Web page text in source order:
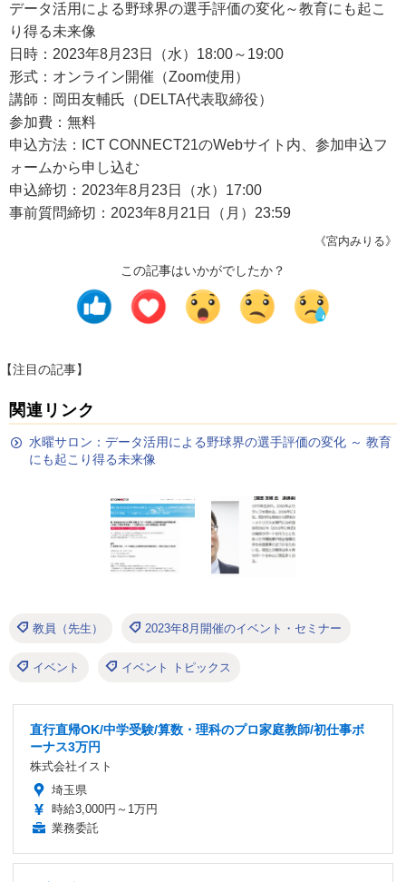
データ活用による野球界の選手評価の変化～教育にも起こ
り得る未来像
日時：2023年8月23日（水）18:00～19:00
形式：オンライン開催（Zoom使用）
講師：岡田友輔氏（DELTA代表取締役）
参加費：無料
申込方法：ICT CONNECT21のWebサイト内、参加申込フ
ォームから申し込む
申込締切：2023年8月23日（水）17:00
事前質問締切：2023年8月21日（月）23:59
《宮内みりる》
この記事はいかがでしたか？
【注目の記事】
関連リンク
水曜サロン：データ活用による野球界の選手評価の変化 ～ 教育
にも起こり得る未来像
教員（先生） 2023年8月開催のイベント・セミナー
イベント イベント トピックス
直行直帰OK/中学受験/算数・理科のプロ家庭教師/初仕事ボ
ーナス3万円
株式会社イスト
埼玉県
時給3,000円～1万円
業務委託